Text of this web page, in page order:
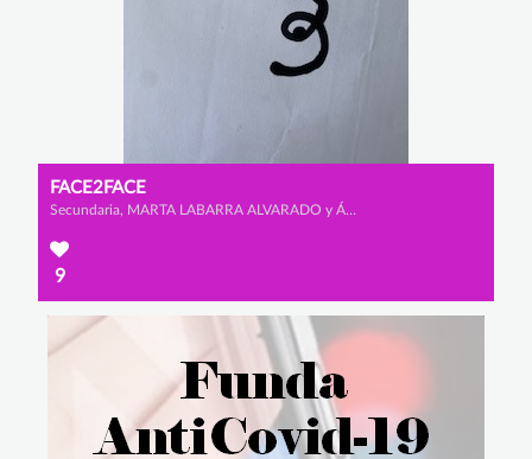
FACE2FACE
Secundaria, MARTA LABARRA ALVARADO y ÁNGELA VALBUENA PÉREZ
9